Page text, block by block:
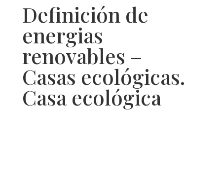
Definición de
energias
renovables –
Casas ecológicas.
Casa ecológica